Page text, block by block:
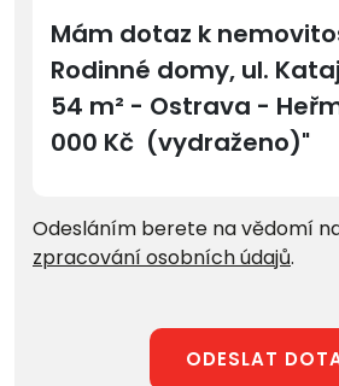
Odesláním berete na vědomí
zpracování osobních údajů.
ODESLAT